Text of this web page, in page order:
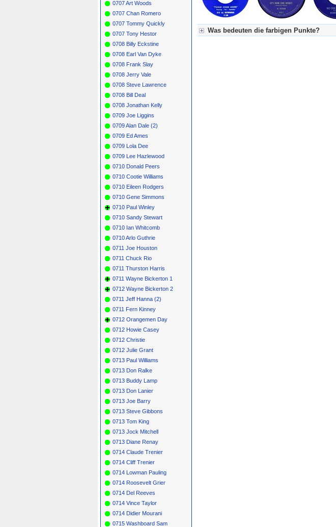
Was bedeuten die farbigen Punkte?
0707 Art Woods
0707 Chan Romero
0707 Tommy Quickly
0707 Tony Hestor
0708 Billy Eckstine
0708 Earl Van Dyke
0708 Frank Slay
0708 Jerry Vale
0708 Steve Lawrence
0708 Bill Deal
0708 Jonathan Kelly
0709 Joe Liggins
0709 Alan Dale (2)
0709 Ed Ames
0709 Lola Dee
0709 Lee Hazlewood
0710 Donald Peers
0710 Cootie Williams
0710 Eileen Rodgers
0710 Gene Simmons
0710 Paul Winley
0710 Sandy Stewart
0710 Ian Whitcomb
0710 Arlo Guthrie
0711 Joe Houston
0711 Chuck Rio
0711 Thurston Harris
0711 Wayne Bickerton 1
0712 Wayne Bickerton 2
0711 Jeff Hanna (2)
0711 Fern Kinney
0712 Orangemen Day
0712 Howie Casey
0712 Christie
0712 Julie Grant
0713 Paul Williams
0713 Don Ralke
0713 Buddy Lamp
0713 Don Lanier
0713 Joe Barry
0713 Steve Gibbons
0713 Tom King
0713 Jock Mitchell
0713 Diane Renay
0714 Claude Trenier
0714 Cliff Trenier
0714 Lowman Pauling
0714 Roosevelt Grier
0714 Del Reeves
0714 Vince Taylor
0714 Didier Mourani
0715 Washboard Sam